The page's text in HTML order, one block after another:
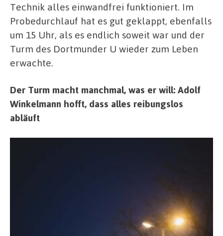
Technik alles einwandfrei funktioniert. Im
Probedurchlauf hat es gut geklappt, ebenfalls
um 15 Uhr, als es endlich soweit war und der
Turm des Dortmunder U wieder zum Leben
erwachte.
Der Turm macht manchmal, was er will: Adolf
Winkelmann hofft, dass alles reibungslos
abläuft